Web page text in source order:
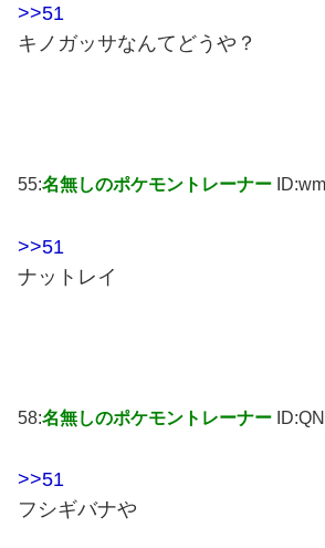
>>51
キノガッサなんてどうや？
55:名無しのポケモントレーナー
>>51
ナットレイ
58:名無しのポケモントレーナー
>>51
フシギバナや